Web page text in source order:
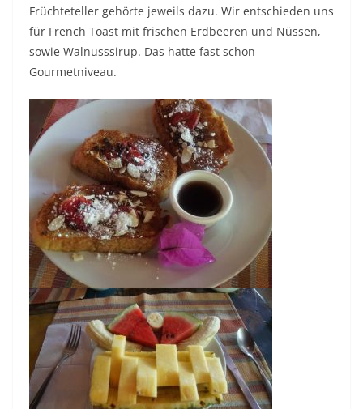
Früchteteller gehörte jeweils dazu. Wir entschieden uns
für French Toast mit frischen Erdbeeren und Nüssen,
sowie Walnusssirup. Das hatte fast schon
Gourmetniveau.